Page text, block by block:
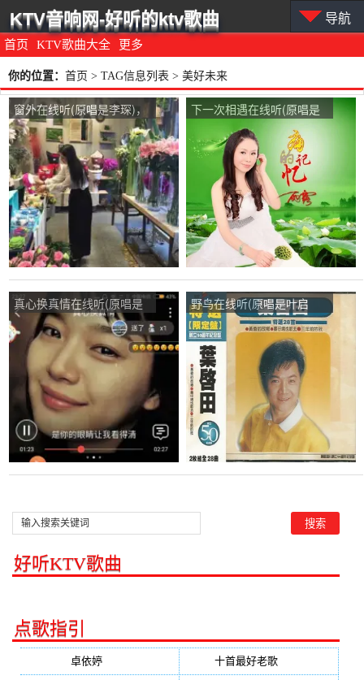
首页 KTV歌曲大全 更多
KTV音响网-好听的ktv歌曲 导航
你的位置： 首页 > TAG信息列表 > 美好未来
窗外在线听(原唱是李琛)，
美好未来演唱点播:73次
下一次相遇在线听(原唱是
雨露)，美好未来演唱点
播:65次
真心换真情在线听(原唱是
张可儿)，美好未来演唱点
播:87次
野鸟在线听(原唱是叶启
田)，美好未来演唱点播:37
次
好听KTV歌曲
点歌指引
卓依婷(350) 十首最好老歌(300)